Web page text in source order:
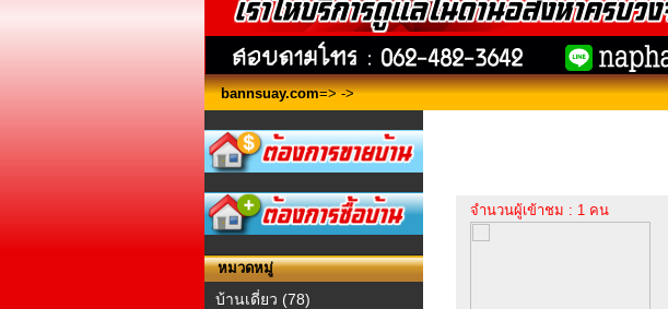
bannsuay.com=>->
หมวดหมู่
บ้านเดี่ยว (78)
จำนวนผู้เข้าชม : 1 คน